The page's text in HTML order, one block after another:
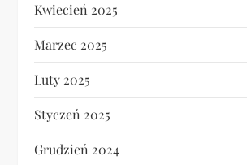
Kwiecień 2025
Marzec 2025
Luty 2025
Styczeń 2025
Grudzień 2024